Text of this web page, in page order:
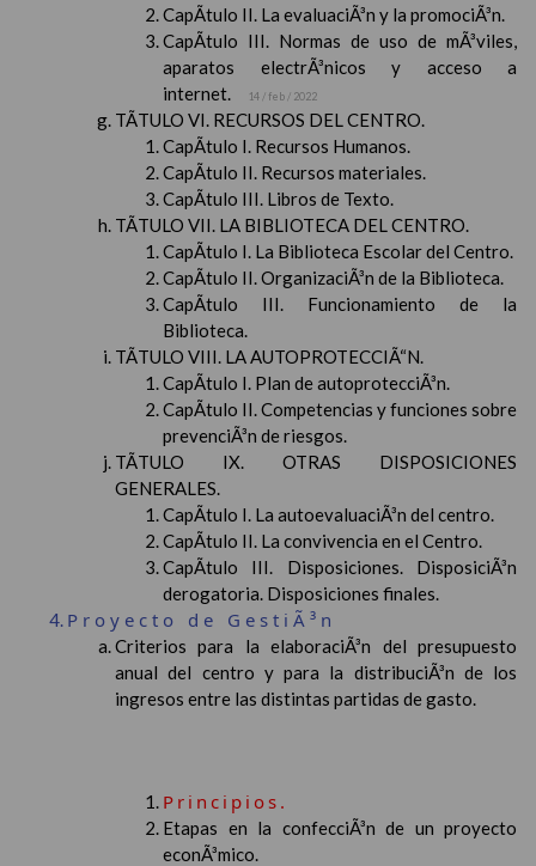
CapÃ­tulo II. La evaluaciÃ³n y la promociÃ³n.
CapÃ­tulo III. Normas de uso de mÃ³viles,
aparatos electrÃ³nicos y acceso a
internet.
14 / feb / 2022
TÃTULO VI. RECURSOS DEL CENTRO.
CapÃ­tulo I. Recursos Humanos.
CapÃ­tulo II. Recursos materiales.
CapÃ­tulo III. Libros de Texto.
TÃTULO VII. LA BIBLIOTECA DEL CENTRO.
CapÃ­tulo I. La Biblioteca Escolar del Centro.
CapÃ­tulo II. OrganizaciÃ³n de la Biblioteca.
CapÃ­tulo III. Funcionamiento de la
Biblioteca.
TÃTULO VIII. LA AUTOPROTECCIÃ“N.
CapÃ­tulo I. Plan de autoprotecciÃ³n.
CapÃ­tulo II. Competencias y funciones sobre
prevenciÃ³n de riesgos.
TÃTULO IX. OTRAS DISPOSICIONES
GENERALES.
CapÃ­tulo I. La autoevaluaciÃ³n del centro.
CapÃ­tulo II. La convivencia en el Centro.
CapÃ­tulo III. Disposiciones. DisposiciÃ³n
derogatoria. Disposiciones finales.
Proyecto de GestiÃ³n
Criterios para la elaboraciÃ³n del presupuesto
anual del centro y para la distribuciÃ³n de los
ingresos entre las distintas partidas de gasto.
Principios.
Etapas en la confecciÃ³n de un proyecto
econÃ³mico.